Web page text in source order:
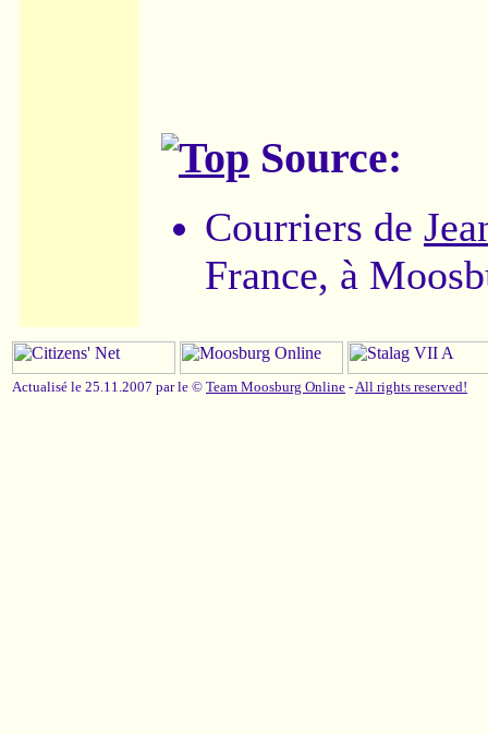
Source:
Courriers de
France, à
Actualisé le 25.11.2007 par le © Team Moosburg Online -All rights reserved!